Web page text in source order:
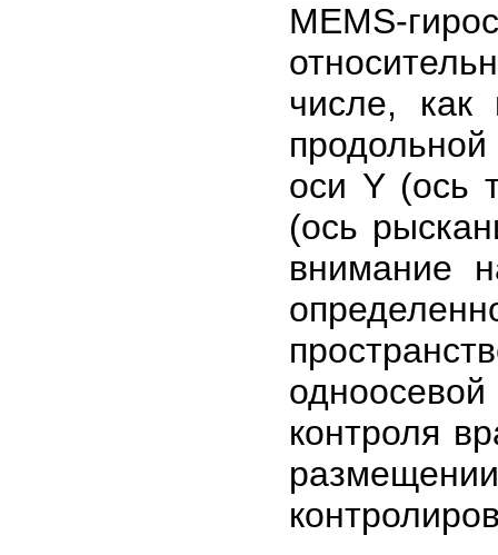
MEMS-
числе, как
оси Y (ось
(ось
внимание
контроля